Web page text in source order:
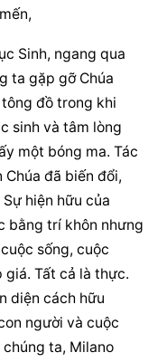
Sinh, ngang qua
ta gặp gỡ Chúa
tông đồ trong khi
sinh và tâm lòng
một bóng ma. Tác
Chúa đã biến đổi,
hiện hữu của
bằng trí khôn nhưng
sống, cuộc
Tất cả là thực.
diện cách hữu
người và cuộc
ta, Milano